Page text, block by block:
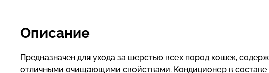
Описание
Предназначен для ухода за шерстью всех пород кошек,
отличными очищающими свойствами. Кондиционер в